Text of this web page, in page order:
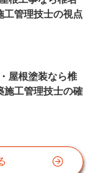
工管理技士の視点
ンテナンス
屋根塗装なら椎
施工管理技士の確
おけるシリコン